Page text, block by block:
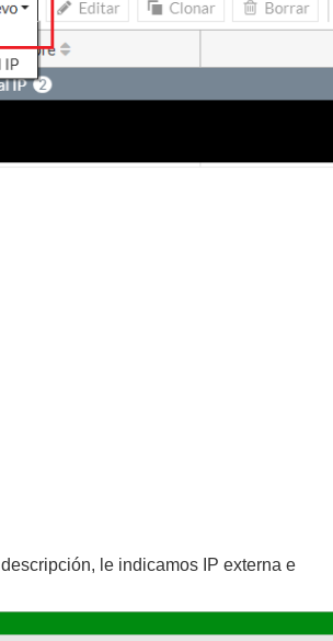
le indicamos IP externa e